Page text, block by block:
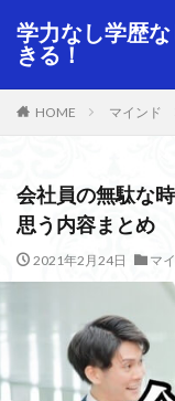
学力なし学歴
きる！
HOME マインド
会社員の無駄な
思う内容まとめ
2021年2月24日 マ